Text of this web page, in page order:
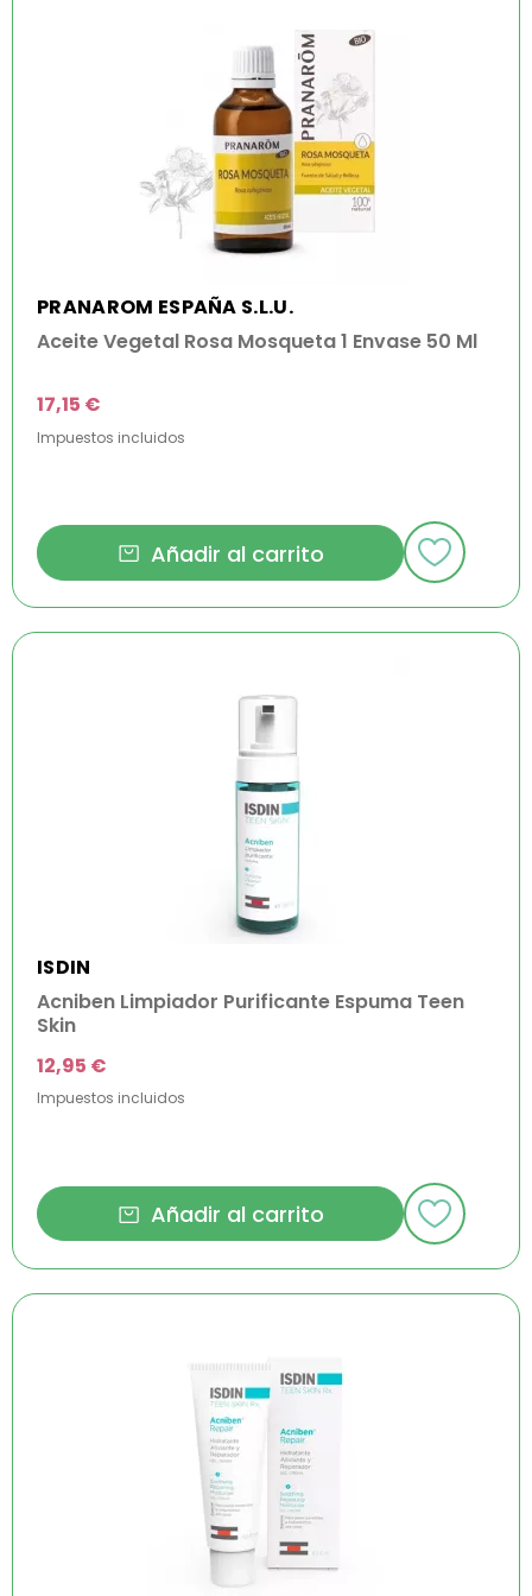
PRANAROM ESPAÑA S.L.U.
Aceite Vegetal Rosa Mosqueta 1 Envase 50 Ml
17,15 €
Impuestos incluidos
Añadir al carrito
ISDIN
Acniben Limpiador Purificante Espuma Teen
Skin
12,95 €
Impuestos incluidos
Añadir al carrito